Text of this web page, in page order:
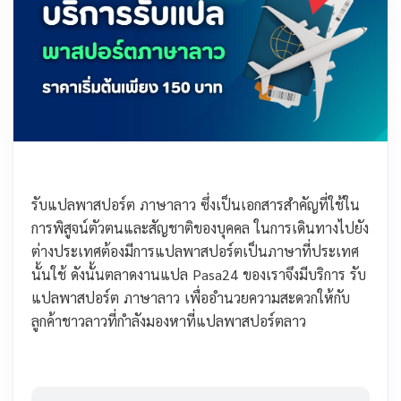
รับแปลพาสปอร์ต ภาษาลาว ซึ่งเป็นเอกสารสำคัญที่ใช้ใน
การพิสูจน์ตัวตนและสัญชาติของบุคคล ในการเดินทางไปยัง
ต่างประเทศต้องมีการแปลพาสปอร์ตเป็นภาษาที่ประเทศ
นั้นใช้ ดังนั้นตลาดงานแปล Pasa24 ของเราจึงมีบริการ รับ
แปลพาสปอร์ต ภาษาลาว เพื่ออำนวยความสะดวกให้กับ
ลูกค้าชาวลาวที่กำลังมองหาที่แปลพาสปอร์ตลาว